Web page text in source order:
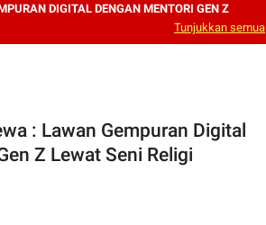
DIGITAL DENGAN MENTORI GEN Z
Tunjukkan semua
: Lawan Gempuran Digital
Z Lewat Seni Religi